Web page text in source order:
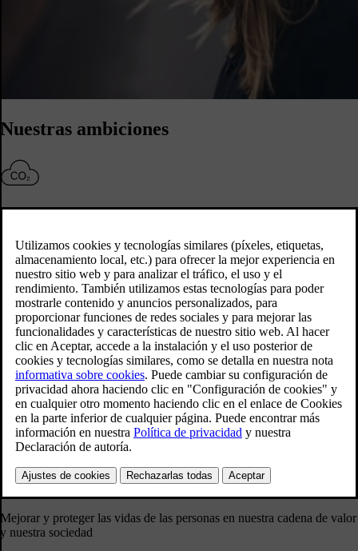
Nuestras ambiciones
Cero emisiones netas de gases de efecto invernadero para 2040
Más información
Economía circular
De camino a convertirnos en una empresa circular para 2040
Más información
Negocio responsable
Mejorar y proteger las vidas de las personas en nuestra cadena de valor
y nuestra sociedad